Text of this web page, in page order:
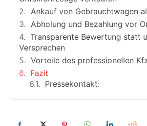
Ankauf von Gebrauchtwagen
Abholung und Bezahlung vor
Transparente Bewertung statt
Versprechen
Vorteile des professionellen
Fazit
Pressekontakt: